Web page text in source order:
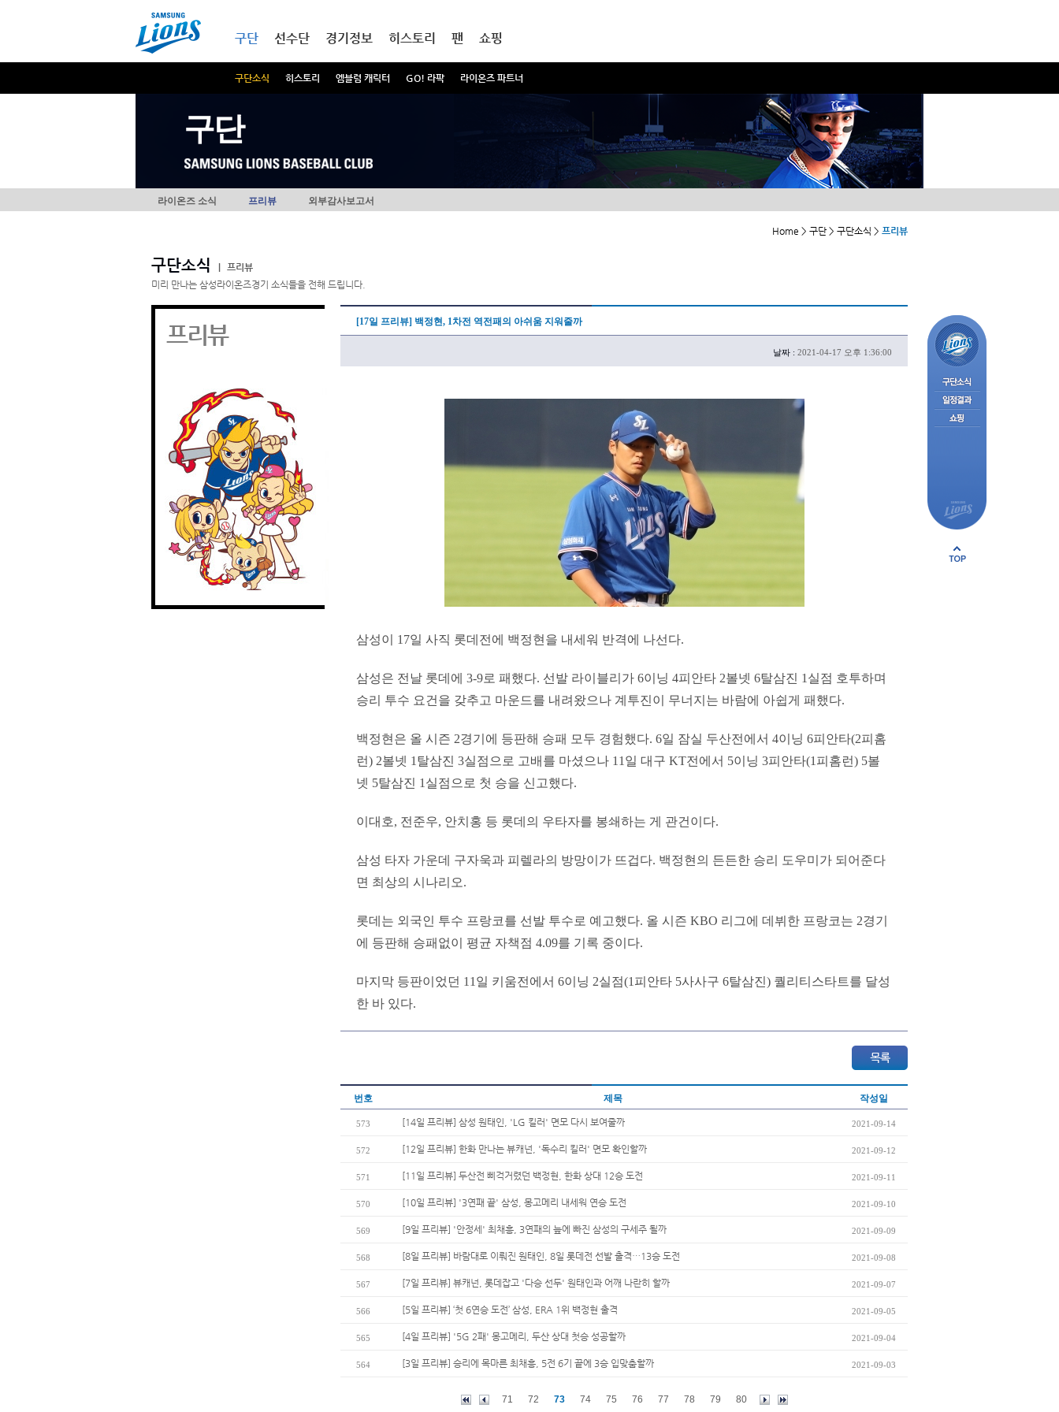
구단
구단소식 히스토리 엠블럼 캐릭터 GO! 라팍 라이온즈 파트너
선수단 경기정보 히스토리 팬 쇼핑
구단
라이온즈 소식 프리뷰 외부감사보고서
Home > 구단 > 구단소식 > 프리뷰
구단소식
프리뷰
미리 만나는 삼성라이온즈경기 소식들을 전해 드립니다.
프리뷰 [17일 프리뷰] 백정현, 1차전 역전패의 아쉬움 지워줄까
날짜 : 2021-04-17 오후 1:36:00
삼성이 17일 사직 롯데전에 백정현을 내세워 반격에 나선다.
삼성은 전날 롯데에 3-9로 패했다. 선발 라이블리가 6이닝 4피안타 2볼넷 6탈삼진 1실점 호투하며
승리 투수 요건을 갖추고 마운드를 내려왔으나 계투진이 무너지는 바람에 아쉽게 패했다.
백정현은 올 시즌 2경기에 등판해 승패 모두 경험했다. 6일 잠실 두산전에서 4이닝 6피안타(2피홈
런) 2볼넷 1탈삼진 3실점으로 고배를 마셨으나 11일 대구 KT전에서 5이닝 3피안타(1피홈런) 5볼
넷 5탈삼진 1실점으로 첫 승을 신고했다.
이대호, 전준우, 안치홍 등 롯데의 우타자를 봉쇄하는 게 관건이다.
삼성 타자 가운데 구자욱과 피렐라의 방망이가 뜨겁다. 백정현의 든든한 승리 도우미가 되어준다
면 최상의 시나리오.
롯데는 외국인 투수 프랑코를 선발 투수로 예고했다. 올 시즌 KBO 리그에 데뷔한 프랑코는 2경기
에 등판해 승패없이 평균 자책점 4.09를 기록 중이다.
마지막 등판이었던 11일 키움전에서 6이닝 2실점(1피안타 5사사구 6탈삼진) 퀄리티스타트를 달성
한 바 있다.
번호 제목 작성일
573 [14일 프리뷰] 삼성 원태인, 'LG 킬러' 면모 다시 보여줄까 2021-09-14
572 [12일 프리뷰] 한화 만나는 뷰캐넌, '독수리 킬러' 면모 확인할까 2021-09-12
571 [11일 프리뷰] 두산전 삐걱거렸던 백정현, 한화 상대 12승 도전 2021-09-11
570 [10일 프리뷰] '3연패 끝' 삼성, 몽고메리 내세워 연승 도전 2021-09-10
569 [9일 프리뷰] '안정세' 최채흥, 3연패의 늪에 빠진 삼성의 구세주 될까 2021-09-09
568 [8일 프리뷰] 바람대로 이뤄진 원태인, 8일 롯데전 선발 출격…13승 도전 2021-09-08
567 [7일 프리뷰] 뷰캐넌, 롯데잡고 '다승 선두' 원태인과 어깨 나란히 할까 2021-09-07
566 [5일 프리뷰] ‘첫 6연승 도전’ 삼성, ERA 1위 백정현 출격 2021-09-05
565 [4일 프리뷰] '5G 2패' 몽고메리, 두산 상대 첫승 성공할까 2021-09-04
564 [3일 프리뷰] 승리에 목마른 최채흥, 5전 6기 끝에 3승 입맞춤할까 2021-09-03
71 72 73 74 75 76 77 78 79 80